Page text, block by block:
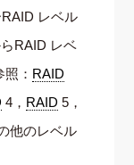
レベル
RAID レベ
： RAID
4， RAID 5，
他のレベル